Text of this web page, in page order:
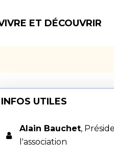
ET DÉCOUVRIR
INFOS UTILES
Alain Bauchet,
l'association